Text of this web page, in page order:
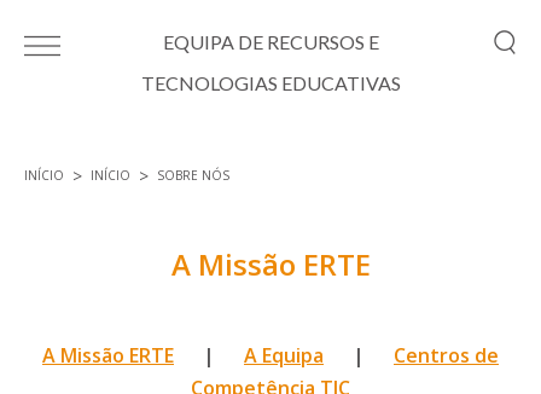
EQUIPA DE RECURSOS E
TECNOLOGIAS EDUCATIVAS
INÍCIO INÍCIO SOBRE NÓS
A Missão ERTE
A Missão ERTE | A Equipa | Centros de
Competência TIC